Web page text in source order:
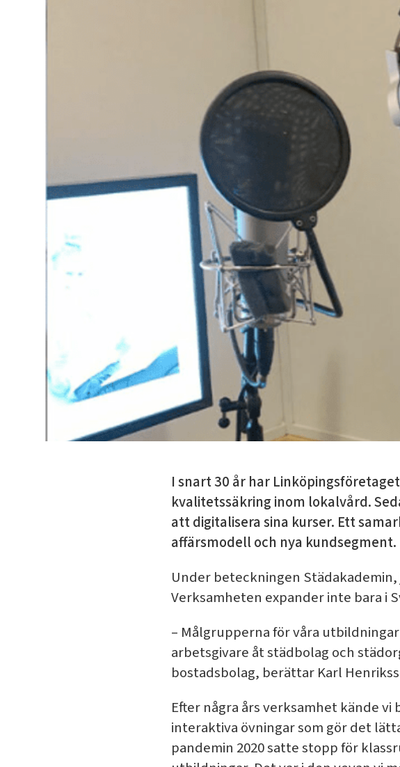
I snart 30 år har
kvalitetssäkring inom lokalvård.
att digitalisera sina kurser. Ett
affärsmodell och nya kundsegment.
Under beteckningen
Verksamheten expander inte bara i
– Målgrupperna för våra
arbetsgivare åt städbolag och
bostadsbolag, berättar Karl
Efter några års verksamhet kände
interaktiva övningar som gör det
pandemin 2020 satte stopp för